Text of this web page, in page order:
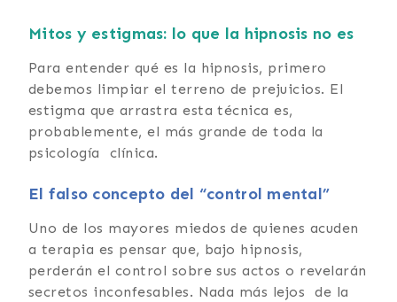
Mitos y estigmas: lo que la hipnosis no es
Para entender qué es la hipnosis, primero
debemos limpiar el terreno de prejuicios. El
estigma que arrastra esta técnica es,
probablemente, el más grande de toda la
psicología clínica.
El falso concepto del “control mental”
Uno de los mayores miedos de quienes acuden
a terapia es pensar que, bajo hipnosis,
perderán el control sobre sus actos o revelarán
secretos inconfesables. Nada más lejos de la